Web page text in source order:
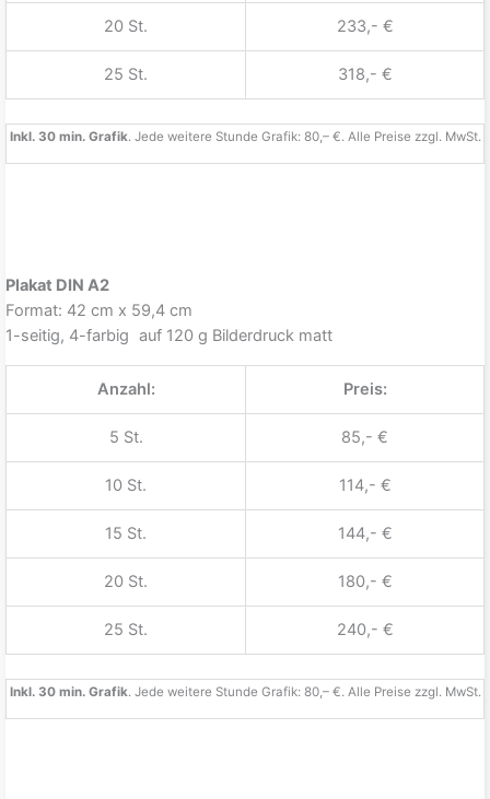
20 St. 233,- €
25 St. 318,- €
Inkl. 30 min. Grafik. Jede weitere Stunde Grafik: 80,– €. Alle Preise zzgl. MwSt.
Plakat DIN A2
Format: 42 cm x 59,4 cm
1-seitig, 4-farbig auf 120 g Bilderdruck matt
Anzahl: Preis:
5 St. 85,- €
10 St. 114,- €
15 St. 144,- €
20 St. 180,- €
25 St. 240,- €
Inkl. 30 min. Grafik. Jede weitere Stunde Grafik: 80,– €. Alle Preise zzgl. MwSt.